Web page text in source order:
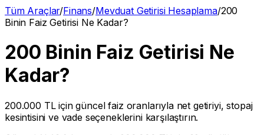
Tüm Araçlar/Finans/Mevduat Getirisi Hesaplama/200
Binin Faiz Getirisi Ne Kadar?
200 Binin Faiz Getirisi Ne
Kadar?
200.000 TLiçin güncel faiz oranlarıyla net getiriyi, stopaj
kesintisini ve vade seçeneklerini karşılaştırın.